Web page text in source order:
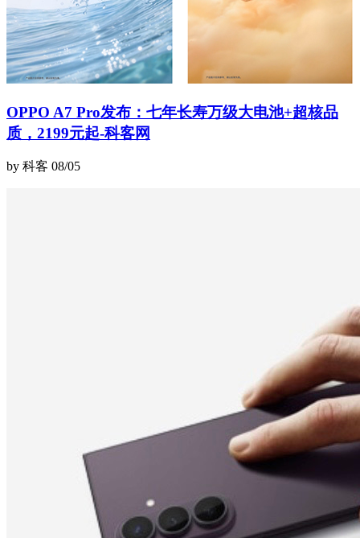
OPPO A7 Pro发布：七年长寿万级大电池+超核品
质，2199元起-科客网
by 科客 08/05